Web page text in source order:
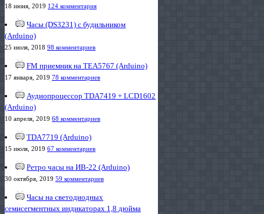
18 июня, 2019 124 комментария
Часы (DS3231) с будильником
(Arduino)
25 июля, 2018 98 комментариев
FM приемник на TEA5767 (Arduino)
17 января, 2019 78 комментариев
Аудиопроцессор TDA7419 + LCD1602
(Arduino)
10 апреля, 2019 68 комментариев
TDA7719 (Arduino)
15 июля, 2019 67 комментариев
Ретро часы на ИВ-22 (Arduino)
30 октября, 2019 59 комментариев
Часы на светодиодных
семисегментных индикаторах 1,8 дюйма